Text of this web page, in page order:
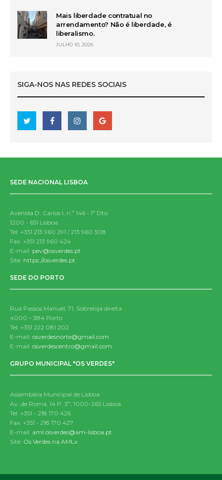
Mais liberdade contratual no
arrendamento? Não é liberdade, é
liberalismo.
JULHO 10, 2026
SIGA-NOS NAS REDES SOCIAIS
SEDE NACIONAL LISBOA
Avenida D. Carlos I, n.º 146 - 1º Dto.
1200 - 651 Lisboa
Tel: +351 213 960 291 / 213 960 308
Fax: +351 213 960 424
E-mail: pev@osverdes.pt
Site: https://osverdes.pt
SEDE DO PORTO
Rua Passos Manuel, 71, Sobreloja direita
4000 – 384 Porto
Tel: +351 222 081 202
E-mail:osverdesnorte@gmail.com
E-mail:osverdescentro@gmail.com
GRUPO MUNICIPAL "OS VERDES"
Assembleia Municipal de Lisboa
Av. de Roma, 14 P, 3º, 1000-265 Lisboa
Tel: +351 - 218 170 426
Fax: +351 - 218 170 427
E-mail: aml.osverdes@am-lisboa.pt
Site: Os Verdes na AMLx